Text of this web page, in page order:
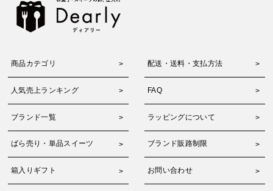
商品カテゴリ 配送・送料・支払方法
人気売上ランキング FAQ
ブランド一覧 ラッピングについて
ばら売り・単品スイーツ ブランド販路制限
箱入りギフト お問い合わせ